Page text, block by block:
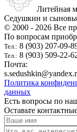
Литейная
Седушкин и
© 2000 - 2026 Все
По вопросам
Тел.: 8 (903) 207-09-
Тел.: 8 (903) 509-22-
Почта:
Политика
данных
Есть вопросы по
Оставьте